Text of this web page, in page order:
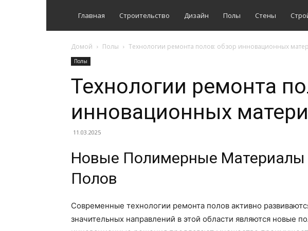
Главная Строительство Дизайн Полы Стены
Домой Полы Технологии ремонта полов: обзор инновационных
Полы
Технологии ремонта
инновационных
11.03.2025
Новые Полимерные Материалы
Полов
Современные технологии ремонта полов активно
значительных направлений в этой области являются новые